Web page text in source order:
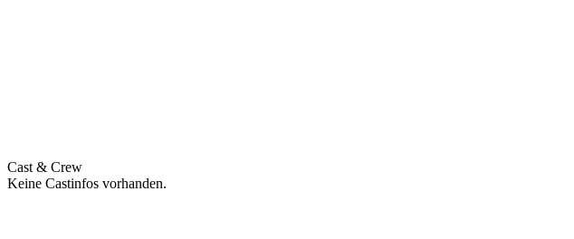
Cast & Crew
Keine Castinfos vorhanden.